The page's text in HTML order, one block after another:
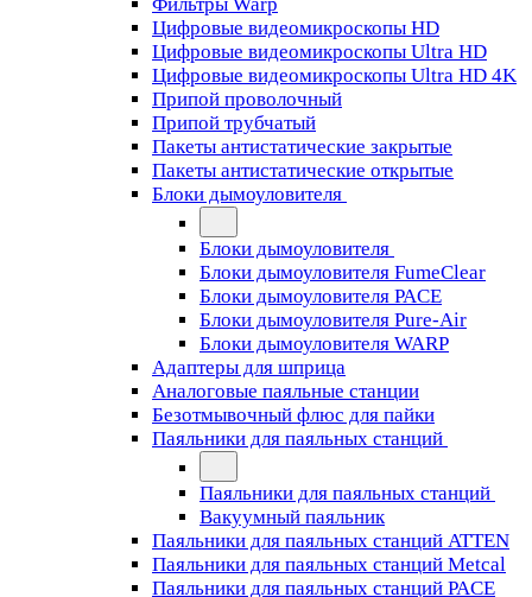
Цифровые видеомикроскопы HD
Цифровые видеомикроскопы Ultra HD
Цифровые видеомикроскопы Ultra HD 4K
Припой проволочный
Припой трубчатый
Пакеты антистатические закрытые
Пакеты антистатические открытые
Блоки дымоуловителя
Блоки дымоуловителя
Блоки дымоуловителя FumeClear
Блоки дымоуловителя PACE
Блоки дымоуловителя Pure-Air
Блоки дымоуловителя WARP
Адаптеры для шприца
Аналоговые паяльные станции
Безотмывочный флюс для пайки
Паяльники для паяльных станций
Паяльники для паяльных станций
Вакуумный паяльник
Паяльники для паяльных станций ATTEN
Паяльники для паяльных станций Metcal
Паяльники для паяльных станций PACE